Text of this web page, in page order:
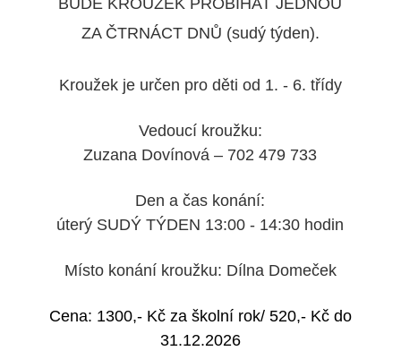
ZA ČTRNÁCT DNŮ (sudý týden).
Kroužek je určen pro děti od 1. - 6. třídy
Vedoucí kroužku:
Zuzana Dovínová – 702 479 733
Den a čas konání:
úterý SUDÝ TÝDEN 13:00 - 14:30 hodin
Místo konání kroužku: Dílna Domeček
Cena: 1300,- Kč za školní rok/ 520,- Kč do
31.12.2026